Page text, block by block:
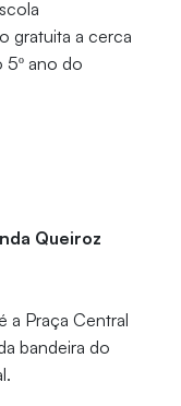
gratuita a cerca
ano do
Queiroz
a Praça Central
bandeira do